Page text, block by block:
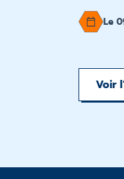
Le
Voir